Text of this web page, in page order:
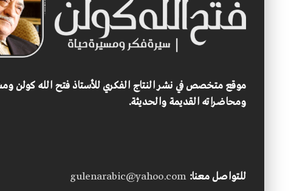
موقع متخصص في نشر النتاج الفكري للأستاذ فتح الله كولن
ومحاضراته القديمة والحديثة.
للتواصل معنا:gulenarabic@yahoo.com